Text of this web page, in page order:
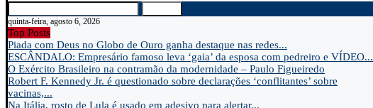
quinta-feira, agosto 6, 2026
Top Posts
Piada com Deus no Globo de Ouro ganha destaque nas redes...
ESCÂNDALO: Empresário famoso leva ‘gaia’ da esposa com pedreiro e VÍDEO...
O Exército Brasileiro na contramão da modernidade – Paulo Figueiredo
Robert F. Kennedy Jr. é questionado sobre declarações ‘conflitantes’ sobre
vacinas,...
Na Itália, rosto de Lula é usado em adesivo para alertar...